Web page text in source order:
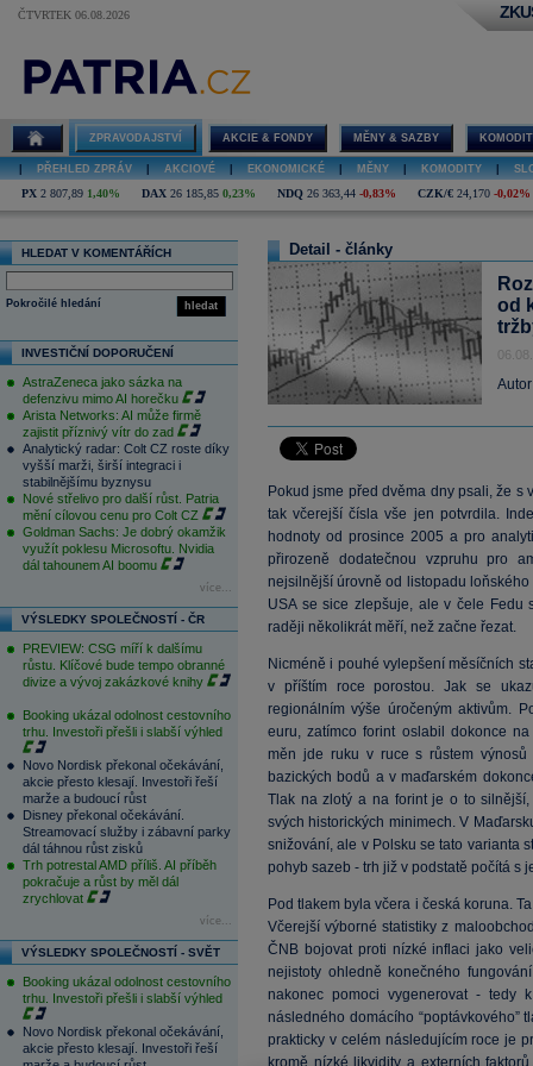
ČTVRTEK 06.08.2026
ZPRAVODAJSTVÍ AKCIE & FONDY MĚNY & SAZBY
PŘEHLED ZPRÁV AKCIOVÉ EKONOMICKÉ MĚNY KOMODITY
PX 2 807,89 1,40% DAX 26 185,85 0,23% NDQ 26 363,44 -0,83% CZK/€ 24,170 -0,02%
HLEDAT V KOMENTÁŘÍCH
hledat
Pokročilé hledání
INVESTIČNÍ DOPORUČENÍ
AstraZeneca jako sázka na
defenzivu mimo AI horečku
Arista Networks: AI může firmě
zajistit příznivý vítr do zad
Analytický radar: Colt CZ roste díky
vyšší marži, širší integraci i
stabilnějšímu byznysu
Nové střelivo pro další růst. Patria
mění cílovou cenu pro Colt CZ
Goldman Sachs: Je dobrý okamžik
využít poklesu Microsoftu. Nvidia
dál tahounem AI boomu
více...
VÝSLEDKY SPOLEČNOSTÍ - ČR
PREVIEW: CSG míří k dalšímu
růstu. Klíčové bude tempo obranné
divize a vývoj zakázkové knihy
Booking ukázal odolnost cestovního
trhu. Investoři přešli i slabší výhled
Novo Nordisk překonal očekávání,
akcie přesto klesají. Investoři řeší
marže a budoucí růst
Disney překonal očekávání.
Streamovací služby i zábavní parky
dál táhnou růst zisků
Trh potrestal AMD příliš. AI příběh
pokračuje a růst by měl dál
zrychlovat
více...
VÝSLEDKY SPOLEČNOSTÍ - SVĚT
Booking ukázal odolnost cestovního
trhu. Investoři přešli i slabší výhled
Novo Nordisk překonal očekávání,
akcie přesto klesají. Investoři řeší
Detail - články
od
Pokud jsme před dvěma dny psali, že
tak včerejší čísla vše jen potvrdila.
hodnoty od prosince 2005 a pro
přirozeně dodatečnou vzpruhu pro
nejsilnější úrovně od listopadu
USA se sice zlepšuje, ale v čele Fedu
raději několikrát měří, než začne řezat.
Nicméně i pouhé vylepšení měsíčních
v příštím roce porostou. Jak se
regionálním výše úročeným aktivům.
euru, zatímco forint oslabil dokonce
měn jde ruku v ruce s růstem
bazických bodů a v maďarském
Tlak na zlotý a na forint je o to
svých historických minimech. V
snižování, ale v Polsku se tato varianta
pohyb sazeb - trh již v podstatě počítá s
Pod tlakem byla včera i česká koruna.
Včerejší výborné statistiky z
ČNB bojovat proti nízké inflaci jako
nejistoty ohledně konečného
nakonec pomoci vygenerovat - tedy
následného domácího “poptávkového”
prakticky v celém následujícím roce je
kromě nízké likvidity a externích